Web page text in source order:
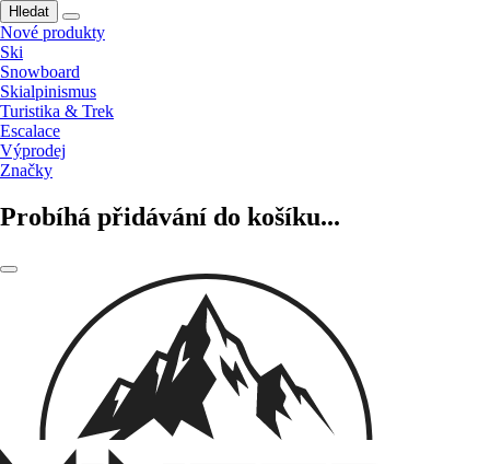
Hledat
Nové produkty
Ski
Snowboard
Skialpinismus
Turistika & Trek
Escalace
Výprodej
Značky
Probíhá přidávání do košíku...